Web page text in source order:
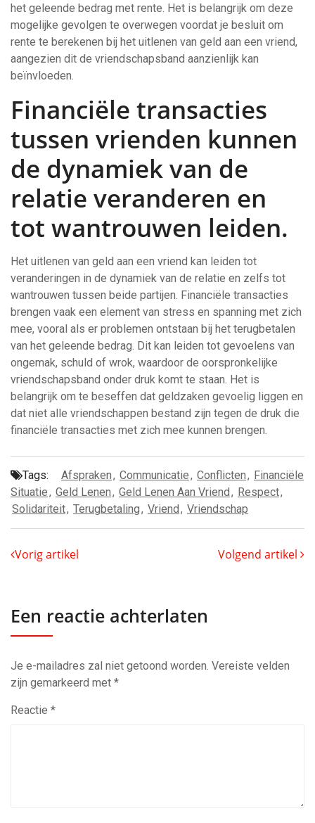
het geleende bedrag met rente. Het is belangrijk om deze
mogelijke gevolgen te overwegen voordat je besluit om
rente te berekenen bij het uitlenen van geld aan een vriend,
aangezien dit de vriendschapsband aanzienlijk kan
beïnvloeden.
Financiële transacties
tussen vrienden kunnen
de dynamiek van de
relatie veranderen en
tot wantrouwen leiden.
Het uitlenen van geld aan een vriend kan leiden tot
veranderingen in de dynamiek van de relatie en zelfs tot
wantrouwen tussen beide partijen. Financiële transacties
brengen vaak een element van stress en spanning met zich
mee, vooral als er problemen ontstaan bij het terugbetalen
van het geleende bedrag. Dit kan leiden tot gevoelens van
ongemak, schuld of wrok, waardoor de oorspronkelijke
vriendschapsband onder druk komt te staan. Het is
belangrijk om te beseffen dat geldzaken gevoelig liggen en
dat niet alle vriendschappen bestand zijn tegen de druk die
financiële transacties met zich mee kunnen brengen.
Tags: Afspraken, Communicatie, Conflicten, Financiële
Situatie, Geld Lenen, Geld Lenen Aan Vriend, Respect,
Solidariteit, Terugbetaling, Vriend, Vriendschap
Vorig artikel Volgend artikel
Een reactie achterlaten
Je e-mailadres zal niet getoond worden. Vereiste velden
zijn gemarkeerd met *
Reactie *